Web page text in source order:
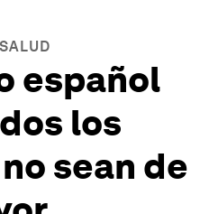
español
los
sean de